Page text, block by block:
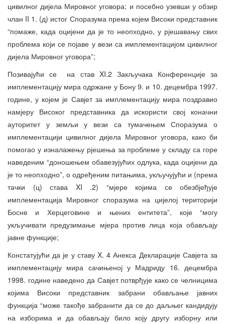
цивилног дијела Мировног уговора; и посебно узевши у обзир
члан II 1. (д) истог Споразума према којем Високи представник
“помаже, када оцијени да је то неопходно, у рјешавању свих
проблема који се појаве у вези са имплементацијом цивилног
дијела Мировног уговора”;
Позивајући се на став XI.2 Закључака Конференције за
имплементацију мира одржане у Бону 9. и 10. децембра 1997.
године, у којем је Савјет за имплементацију мира поздравио
намјеру Високог представника да искористи свој коначни
ауторитет у земљи у вези са тумачењем Споразума о
имплементацији цивилног дијела Мировног уговора, како би
помогао у изналажењу рјешења за проблеме у складу са горе
наведеним “доношењем обавезујућих одлука, када оцијени да
је то неопходно”, о одређеним питањима, укључујући и (према
тачки (ц) става XI .2) “мјере којима се обезбјеђује
имплементација Мировног споразума на цијелој територији
Босне и Херцеговине и њених ентитета”, које “могу
укључивати предузимање мјера против лица која обављају
јавне функције;
Констатујући да је у ставу X. 4 Анекса Декларације Савјета за
имплементацију мира сачињеној у Мадриду 16. децембра
1998. године наведено да Савјет потврђује како се челницима
којима Високи представник забрани обављање јавних
функција “може такође забранити да се до даљњег кандидују
на изборима и да обављају било коју другу изборну или